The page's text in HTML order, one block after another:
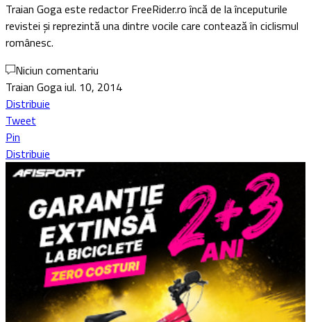
Traian Goga este redactor FreeRider.ro încă de la începuturile
revistei și reprezintă una dintre vocile care contează în ciclismul
românesc.
Niciun comentariu
Traian Gogaiul. 10, 2014
Distribuie
Tweet
Pin
Distribuie